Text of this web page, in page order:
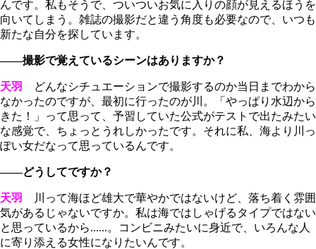
んです。私もそうで、ついついお気に入りの顔が見えるほうを
向いてしまう。雑誌の撮影だと違う角度も必要なので、いつも
新たな自分を探しています。
――撮影で覚えているシーンはありますか？
天羽
どんなシチュエーションで撮影するのか当日までわから
なかったのですが、最初に行ったのが川。「やっぱり水辺から
きた！」って思って、予習していた公式がテストで出たみたい
な感覚で、ちょっとうれしかったです。それに私、海より川っ
ぽい女だなって思っているんです。
――どうしてですか？
天羽
川って海ほど雄大で華やかではないけど、落ち着く雰囲
気があるじゃないですか。私は海ではしゃげるタイプではない
と思っているから......。コンビニみたいに身近で、いろんな人
に寄り添える女性になりたいんです。